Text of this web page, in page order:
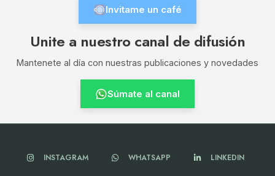
Invitame un café
Unite a nuestro canal de difusión
Mantenete al día con nuestras publicaciones y novedades
Súmate al canal
INSTAGRAM WHATSAPP LINKEDIN